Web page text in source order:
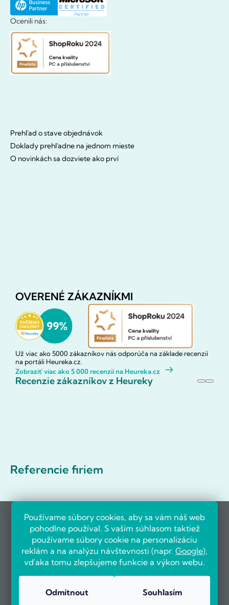
Používame súbory cookies, aby sa vám náš web
pohodlne používal. S vaším súhlasom taktiež
používame súbory cookie na personalizáciu
reklám a na analýzu návštevnosti (napr. Google),
vďaka tomu zlepšujeme funkcie a výkon webu.
Odmítnout Souhlasím
Ocenili nás:
Prehľad o stave objednávok
Doklady prehľadne na jednom mieste
O novinkách sa dozviete ako prví
OVERENÉ ZÁKAZNÍKMI
Už viac ako 5000 zákazníkov nás odporúča na základe recenzií
na portáli Heureka.cz.
Zobraziť viac ako 5 000 recenzií na Heureka.cz
Recenzie zákazníkov z Heureky
Referencie firiem